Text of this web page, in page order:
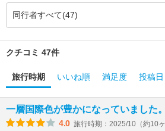
接客対応 3.87
風呂
食事・ドリンク
クチコミ 47件
旅行時期 いいね順 満足度 投稿日
一層国際色が豊かになっていました。
4.0 旅行時期：2025/10（約10ヶ